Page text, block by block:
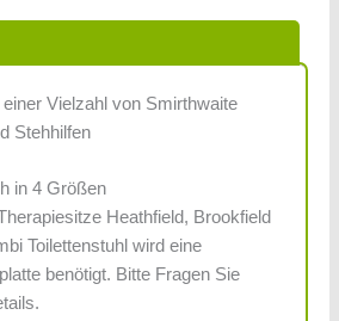
Vielzahl von Smirthwaite
Stehhilfen
in 4 Größen
Heathfield, Brookfield
Toilettenstuhl wird eine
benötigt. Bitte Fragen Sie